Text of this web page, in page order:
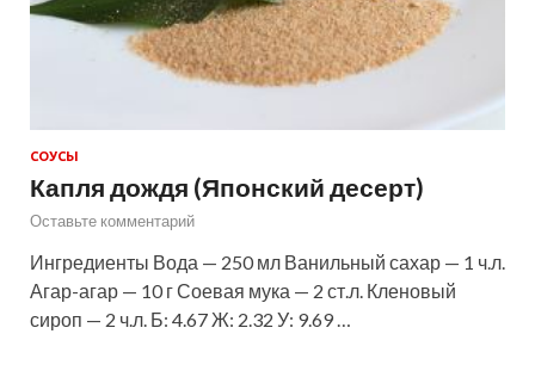
СОУСЫ
Капля дождя (Японский десерт)
Оставьте комментарий
Ингредиенты Вода — 250 мл Ванильный сахар — 1 ч.л.
Агар-агар — 10 г Соевая мука — 2 ст.л. Кленовый
сироп — 2 ч.л. Б: 4.67 Ж: 2.32 У: 9.69 …